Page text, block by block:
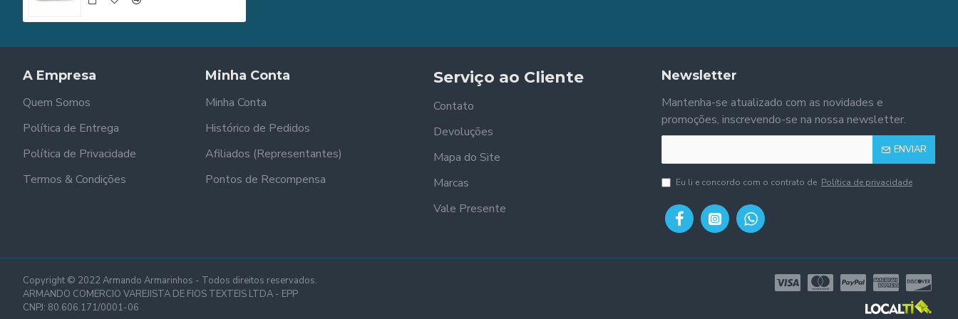
A Empresa
Quem Somos
Política de Entrega
Política de Privacidade
Termos & Condições
Minha Conta
Minha Conta
Histórico de Pedidos
Afiliados (Representantes)
Pontos de Recompensa
Serviço ao Cliente
Contato
Devoluções
Mapa do Site
Marcas
Vale Presente
Newsletter
Mantenha-se atualizado com as novidades e
promoções, inscrevendo-se na nossa newsletter.
ENVIAR
Eu li e concordo com o contrato de Política de privacidade
Copyright © 2022 Armando Armarinhos - Todos direitos reservados.
ARMANDO COMERCIO VAREJISTA DE FIOS TEXTEIS LTDA - EPP
CNPJ: 80.606.171/0001-06